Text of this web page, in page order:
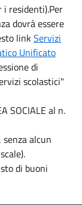
i residenti).Per
dovrà essere
linkServizi
Unificato
di
scolastici"
SOCIALE al n.
alcun
di buoni